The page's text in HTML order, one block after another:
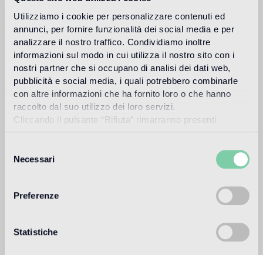
Utilizziamo i cookie per personalizzare contenuti ed
annunci, per fornire funzionalità dei social media e per
analizzare il nostro traffico. Condividiamo inoltre
informazioni sul modo in cui utilizza il nostro sito con i
nostri partner che si occupano di analisi dei dati web,
pubblicità e social media, i quali potrebbero combinarle
con altre informazioni che ha fornito loro o che hanno
raccolto dal suo utilizzo dei loro servizi.
Cliccando il pulsante “Rifiuta” rimarranno presenti
tecnici.
delNecessari
Preferenze
Statistiche
Tord Boontje ist 1968 in Holland geboren. Seine
Ausbildung an der Eindhoven Design Academy, Klasse
1991, und dann am Royal College of Art in London, mit
Studienabschluss im Jahr 1994, legten den Grundstein zur
gewachsen, hat sich weiterentwickelt und mehrmals
seinen Ort gewechselt. Nach einigen Jahren in Südlondon
zurückzukehren und eine Lehrstelle anzunehmen, ein
herausforderndes Amt als Professor und Head of Design